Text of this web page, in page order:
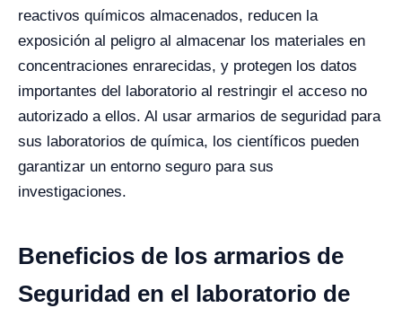
reactivos químicos almacenados, reducen la
exposición al peligro al almacenar los materiales en
concentraciones enrarecidas, y protegen los datos
importantes del laboratorio al restringir el acceso no
autorizado a ellos. Al usar armarios de seguridad para
sus laboratorios de química, los científicos pueden
garantizar un entorno seguro para sus
investigaciones.
Beneficios de los armarios de
Seguridad en el laboratorio de